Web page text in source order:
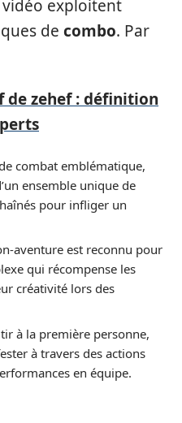
exploitent
de combo. Par
de zehef : définition
combat emblématique,
ensemble unique de
pour infliger un
aventure est reconnu pour
qui récompense les
créativité lors des
à la première personne,
à travers des actions
en équipe.